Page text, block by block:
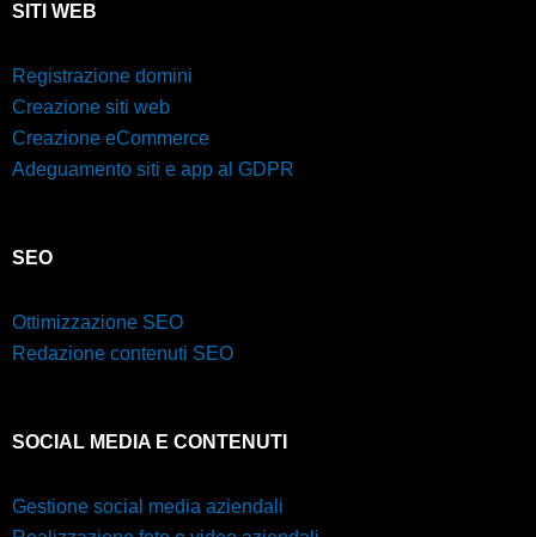
SITI WEB
Registrazione domini
Creazione siti web
Creazione eCommerce
Adeguamento siti e app al GDPR
SEO
Ottimizzazione SEO
Redazione contenuti SEO
SOCIAL MEDIA E CONTENUTI
Gestione social media aziendali